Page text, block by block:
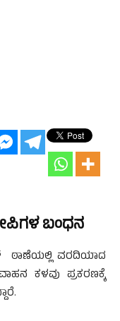
ಬಂಧನ
ಠಾಣೆಯಲ್ಲಿ ವರದಿಯಾದ
ಕಳವು ಪ್ರಕರಣಕ್ಕೆ